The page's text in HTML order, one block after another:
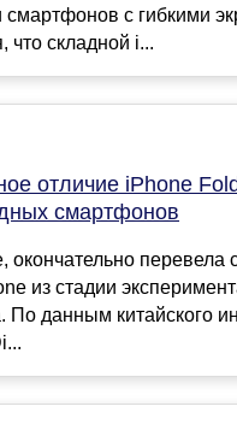
смартфонов с гибкими
что складной i...
отличие iPhone
смартфонов
окончательно перевела
из стадии
По данным китайского